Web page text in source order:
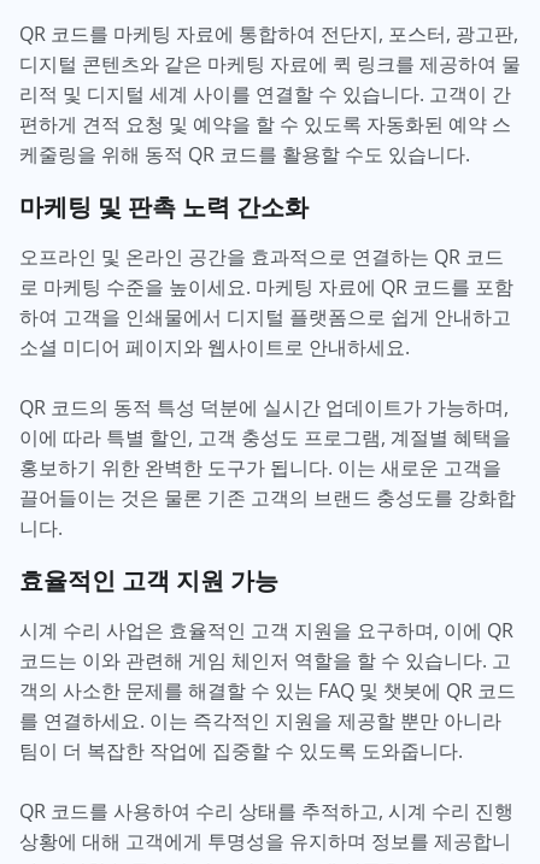
QR 코드를 마케팅 자료에 통합하여 전단지, 포스터, 광고판,
디지털 콘텐츠와 같은 마케팅 자료에 퀵 링크를 제공하여 물
리적 및 디지털 세계 사이를 연결할 수 있습니다. 고객이 간
편하게 견적 요청 및 예약을 할 수 있도록 자동화된 예약 스
케줄링을 위해 동적 QR 코드를 활용할 수도 있습니다.
마케팅 및 판촉 노력 간소화
오프라인 및 온라인 공간을 효과적으로 연결하는 QR 코드
로 마케팅 수준을 높이세요. 마케팅 자료에 QR 코드를 포함
하여 고객을 인쇄물에서 디지털 플랫폼으로 쉽게 안내하고
소셜 미디어 페이지와 웹사이트로 안내하세요.
QR 코드의 동적 특성 덕분에 실시간 업데이트가 가능하며,
이에 따라 특별 할인, 고객 충성도 프로그램, 계절별 혜택을
홍보하기 위한 완벽한 도구가 됩니다. 이는 새로운 고객을
끌어들이는 것은 물론 기존 고객의 브랜드 충성도를 강화합
니다.
효율적인 고객 지원 가능
시계 수리 사업은 효율적인 고객 지원을 요구하며, 이에 QR
코드는 이와 관련해 게임 체인저 역할을 할 수 있습니다. 고
객의 사소한 문제를 해결할 수 있는 FAQ 및 챗봇에 QR 코드
를 연결하세요. 이는 즉각적인 지원을 제공할 뿐만 아니라
팀이 더 복잡한 작업에 집중할 수 있도록 도와줍니다.
QR 코드를 사용하여 수리 상태를 추적하고, 시계 수리 진행
상황에 대해 고객에게 투명성을 유지하며 정보를 제공합니